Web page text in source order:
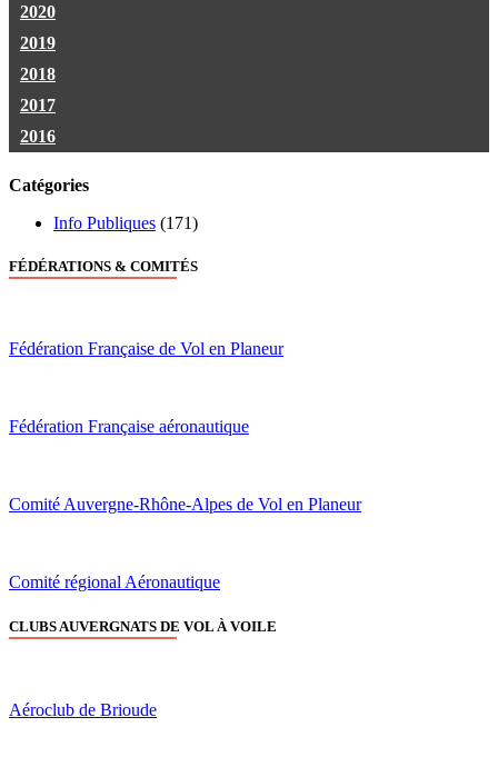
2020
2019
2018
2017
2016
Catégories
Info Publiques (171)
FÉDÉRATIONS & COMITÉS
Fédération Française de Vol en Planeur
Fédération Française aéronautique
Comité Auvergne-Rhône-Alpes de Vol en Planeur
Comité régional Aéronautique
CLUBS AUVERGNATS DE VOL À VOILE
Aéroclub de Brioude